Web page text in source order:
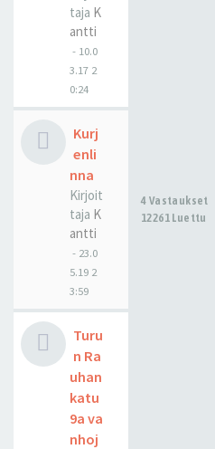
taja K
antti
- 10.0
3.17 2
0:24
Kurj
enli
nna
Kirjoit
taja K
antti
- 23.0
5.19 2
3:59
4 Vastaukset
12261 Luettu
Turu
n Ra
uhan
katu
9a va
nhoj